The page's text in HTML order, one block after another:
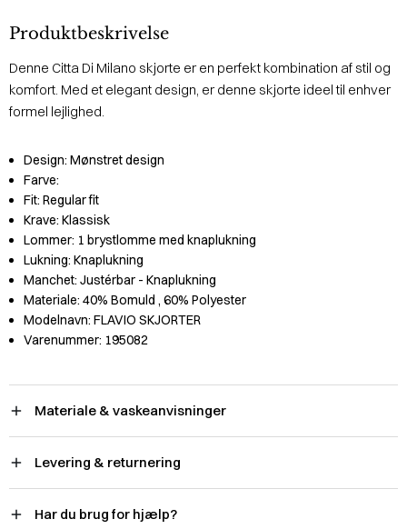
Produktbeskrivelse
Denne Citta Di Milano skjorte er en perfekt kombination af stil og
komfort. Med et elegant design, er denne skjorte ideel til enhver
formel lejlighed.
Design: Mønstret design
Farve:
Fit: Regular fit
Krave: Klassisk
Lommer: 1 brystlomme med knaplukning
Lukning: Knaplukning
Manchet: Justérbar - Knaplukning
Materiale: 40% Bomuld , 60% Polyester
Modelnavn: FLAVIO SKJORTER
Varenummer: 195082
Materiale & vaskeanvisninger
Levering & returnering
Har du brug for hjælp?